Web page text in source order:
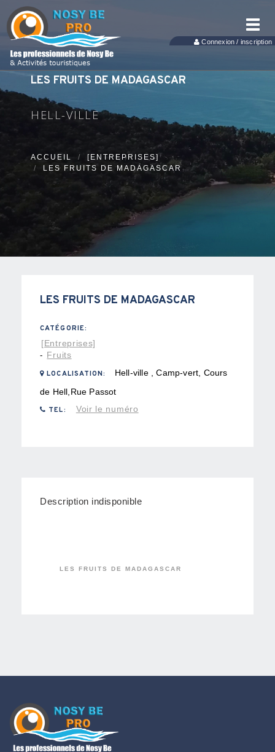
Connexion / inscription
LES FRUITS DE MADAGASCAR
HELL-VILLE
ACCUEIL
[ENTREPRISES]
LES FRUITS DE MADAGASCAR
LES FRUITS DE MADAGASCAR
CATÉGORIE:
[Entreprises]
- Fruits
LOCALISATION:
Hell-ville , Camp-vert, Cours
de Hell,Rue Passot
TEL: Voir le numéro
Description indisponible
LES FRUITS DE MADAGASCAR